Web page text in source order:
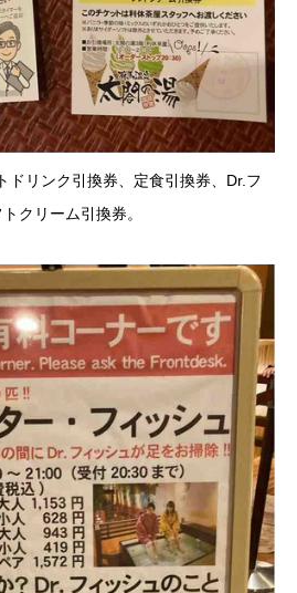
ドリンク引換券、定食引換券、Dr.フ
クリーム引換券。